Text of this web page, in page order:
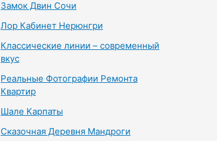
Замок Двин Сочи
Лор Кабинет Нерюнгри
Классические линии – современный
вкус
Реальные Фотографии Ремонта
Квартир
Шале Карпаты
Сказочная Деревня Мандроги